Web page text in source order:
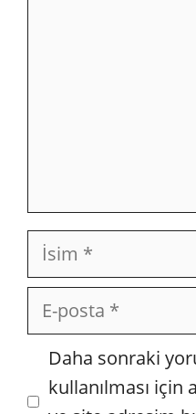
İsim
posta
İnternet
sitesi
Daha sonraki
kullanılması için